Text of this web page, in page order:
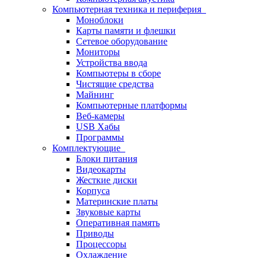
Компьютерная техника и периферия
Моноблоки
Карты памяти и флешки
Сетевое оборудование
Мониторы
Устройства ввода
Компьютеры в сборе
Чистящие средства
Майнинг
Компьютерные платформы
Веб-камеры
USB Хабы
Программы
Комплектующие
Блоки питания
Видеокарты
Жесткие диски
Корпуса
Материнские платы
Звуковые карты
Оперативная память
Приводы
Процессоры
Охлаждение